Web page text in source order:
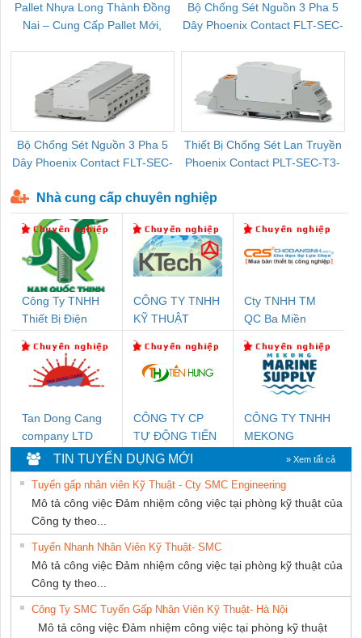
Pallet Nhựa Long Thành Đồng
Nai – Cung Cấp Pallet Mới,
Bộ Chống Sét Nguồn 3 Pha 5
Dây Phoenix Contact FLT-SEC-
Bộ Chống Sét Nguồn 3 Pha 5
Dây Phoenix Contact FLT-SEC-
Thiết Bị Chống Sét Lan Truyền
Phoenix Contact PLT-SEC-T3-
Nhà cung cấp chuyên nghiệp
Công Ty TNHH
Thiết Bị Điện
CÔNG TY TNHH
KỸ THUẬT
NAM
Cty TNHH TM
QC Ba Miền
Tan Dong Cang
company LTD
CÔNG TY CP
TỰ ĐỘNG TIẾN
HƯNG
CÔNG TY TNHH
MEKONG
SUPPLY
TIN TUYỂN DỤNG MỚI » Xem tất cả
Tuyển gấp nhân viên Kỹ Thuật - Cty SMC Engineering
Mô tả công việc Đảm nhiệm công việc tại phòng kỹ thuật của
Công ty theo...
Tuyển Nhanh Nhân Viên Kỹ Thuật- SMC
Mô tả công việc Đảm nhiệm công việc tại phòng kỹ thuật của
Công ty theo...
Công Ty SMC Tuyển Gấp Nhân Viên Kỹ Thuật- Hà Nội
Mô tả công việc Đảm nhiệm công việc tại phòng kỹ thuật